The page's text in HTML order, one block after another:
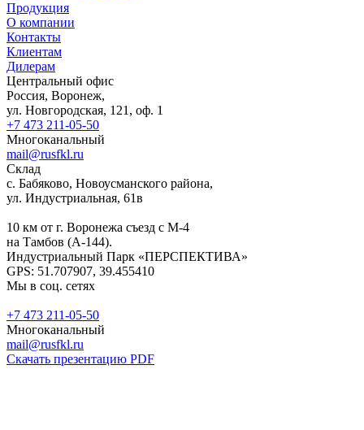
Продукция
О компании
Контакты
Клиентам
Дилерам
Центральный офис
Россия, Воронеж,
ул. Новгородская, 121, оф. 1
+7 473 211-05-50
Многоканальный
mail@rusfkl.ru
Склад
с. Бабяково, Новоусманского района,
ул. Индустриальная, 61в
10 км от г. Воронежа съезд с М-4
на Тамбов (А-144).
Индустриальный Парк «ПЕРСПЕКТИВА»
GPS: 51.707907, 39.455410
Мы в соц. сетях
+7 473 211-05-50
Многоканальный
mail@rusfkl.ru
Скачать презентацию PDF